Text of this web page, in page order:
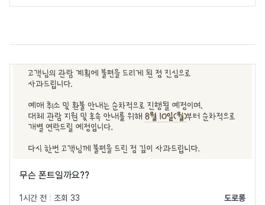
무슨 폰트일까요??
1시간 전 조회 33 도로롱